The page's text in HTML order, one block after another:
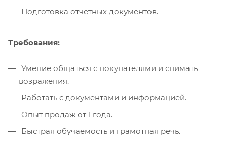
Подготовка отчетных документов.
Требования:
Умение общаться с покупателями и снимать
возражения.
Работать с документами и информацией.
Опыт продаж от 1 года.
Быстрая обучаемость и грамотная речь.